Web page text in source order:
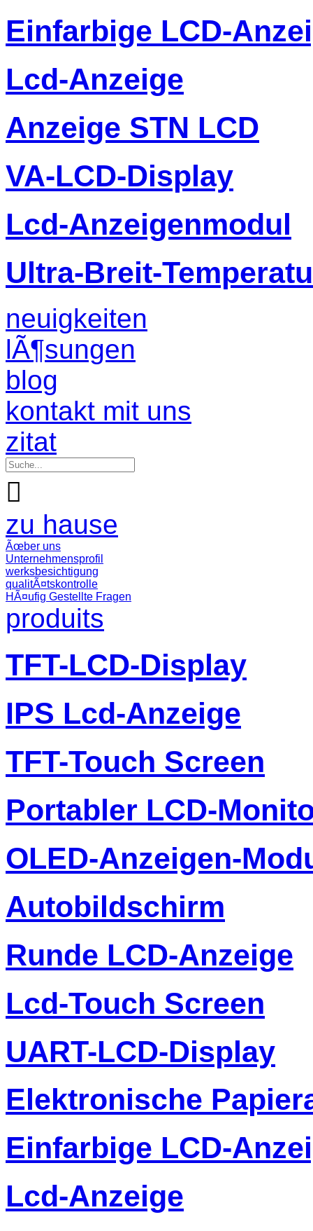
Einfarbige LCD-
Lcd-Anzeige
Anzeige STN LCD
VA-LCD-Display
Lcd-Anzeigenmodul
Ultra-Breit-
neuigkeiten
lÃ¶sungen
blog
kontakt mit uns
zitat

zu hause
Ãœber uns
Unternehmensprofil
werksbesichtigung
qualitÃ¤tskontrolle
HÃ¤ufig Gestellte Fragen
produits
TFT-LCD-Display
IPS Lcd-Anzeige
TFT-Touch Screen
Portabler LCD-
OLED-Anzeigen-
Autobildschirm
Runde LCD-Anzeige
Lcd-Touch Screen
UART-LCD-Display
Elektronische
Einfarbige LCD-
Lcd-Anzeige